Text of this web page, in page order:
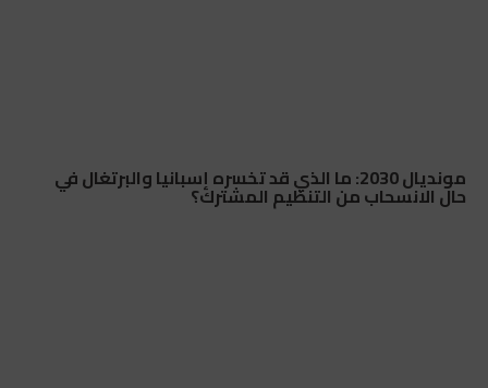
مونديال 2030: ما الذي قد تخسره إسبانيا والبرتغال في
حال الانسحاب من التنظيم المشترك؟